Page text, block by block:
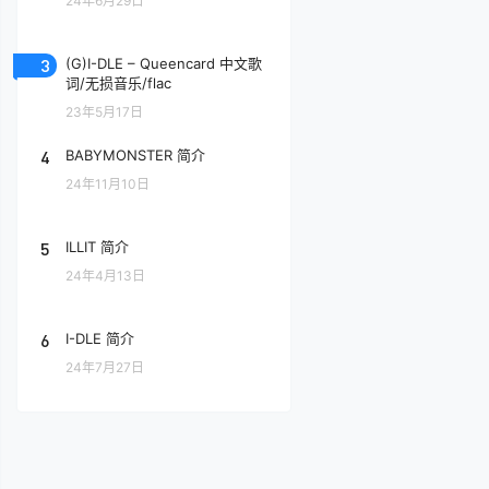
3
(G)I-DLE – Queencard 中文歌
词/无损音乐/flac
23年5月17日
4 BABYMONSTER 简介
24年11月10日
5 ILLIT 简介
24年4月13日
6 I-DLE 简介
24年7月27日